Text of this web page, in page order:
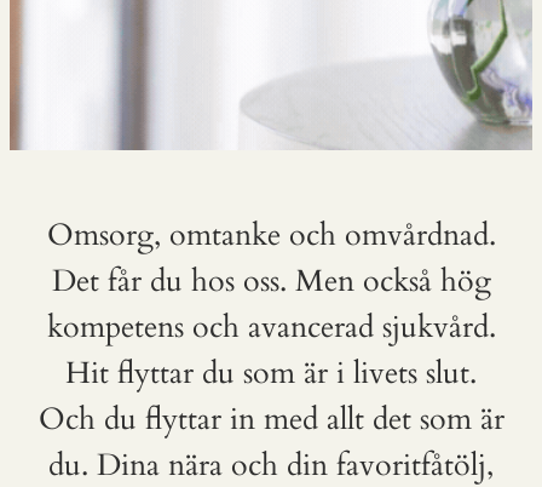
Omsorg, omtanke och omvårdnad.
Det får du hos oss. Men också hög
kompetens och avancerad sjukvård.
Hit flyttar du som är i livets slut.
Och du flyttar in med allt det som är
du. Dina nära och din favoritfåtölj,